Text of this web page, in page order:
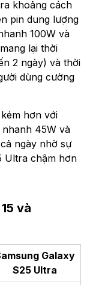
khoảng cách
pin dung lượng
100W và
lại thời
2 ngày) và thời
dùng cường
hơn với
45W và
ngày nhờ sự
Ultra chậm hơn
và
Galaxy
S25 Ultra